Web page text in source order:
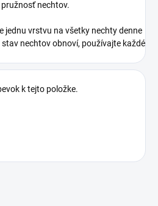
nechtov.
jednu vrstvu na všetky nechty denne
nechtov obnoví, používajte každé
k tejto položke.